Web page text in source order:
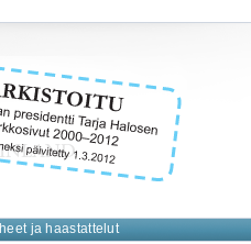
ja haastattelut